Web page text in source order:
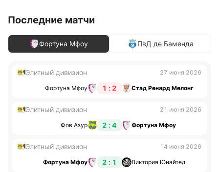
Последние матчи
Фортуна Мфоу ПвД де Баменда
Элитный дивизион 27 июня 2026
Фортуна Мфоу 1 : 2 Стад Ренард Мелонг
Элитный дивизион 21 июня 2026
Фов Азур 2 : 4 Фортуна Мфоу
Элитный дивизион 14 июня 2026
Фортуна Мфоу 2 : 1 Виктория Юнайтед